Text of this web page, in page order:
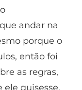
andar na
porque o
então foi
as regras,
quisesse.